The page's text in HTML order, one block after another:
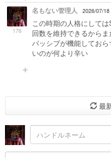
176
名もない管理人 2026/07/
この時期の人格にして
回数を維持できるからま
パッシブが機能してお
いのが何より辛い
最